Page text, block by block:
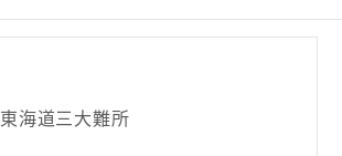
東海道三大難所